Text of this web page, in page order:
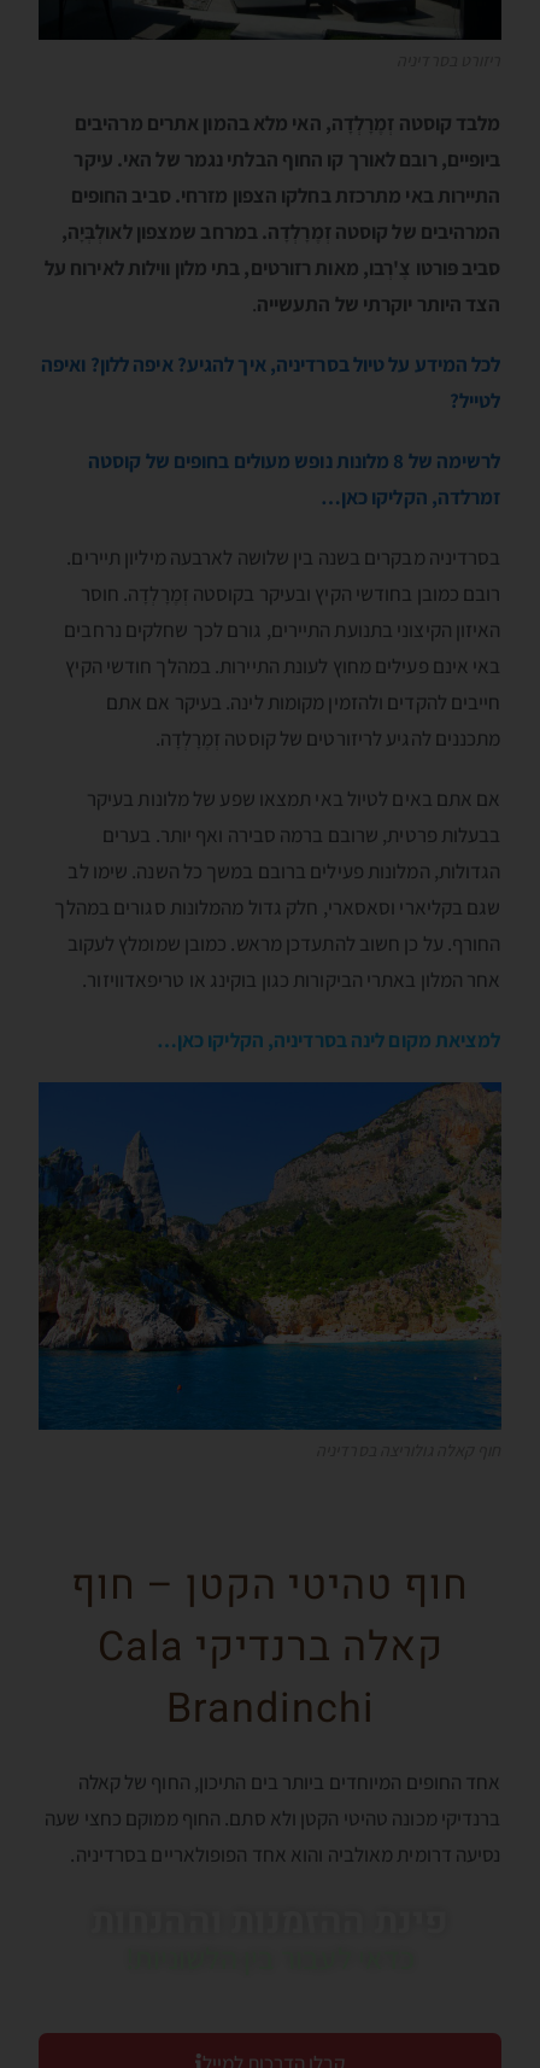
מלבד קוסטה זְמֶרָלְדָה, האי מלא בהמון אתרים מרהיבים
ביופיים, רובם לאורך קו החוף הבלתי נגמר של האי. עיקר
התיירות באי מתרכזת בחלקו הצפון מזרחי. סביב החופים
המרהיבים של קוסטה זְמֶרָלְדָה. במרחב שמצפון לאולְבְּיָה,
סביב פּורטו צֶ'רְבו, מאות רזורטים, בתי מלון ווילות לאירוח על
הצד היותר יוקרתי של התעשייה.
לכל המידע על טיול בסרדיניה, איך להגיע? איפה ללון? ואיפה
לטייל?
לרשימה של 8 מלונות נופש מעולים בחופים של קוסטה
זמרלדה, הקליקו כאן…
בסרדיניה מבקרים בשנה בין שלושה לארבעה מיליון תיירים.
רובם כמובן בחודשי הקיץ ובעיקר בקוסטה זְמֶרָלְדָה. חוסר
האיזון הקיצוני בתנועת התיירים, גורם לכך שחלקים נרחבים
באי אינם פעילים מחוץ לעונת התיירות. במהלך חודשי הקיץ
חייבים להקדים ולהזמין מקומות לינה. בעיקר אם אתם
מתכננים להגיע לריזורטים של קוסטה זְמֶרָלְדָה.
אם אתם באים לטיול באי תמצאו שפע של מלונות בעיקר
בבעלות פרטית, שרובם ברמה סבירה ואף יותר. בערים
הגדולות, המלונות פעילים ברובם במשך כל השנה. שימו לב
שגם בקליארי וסאסארי, חלק גדול מהמלונות סגורים במהלך
החורף. על כן חשוב להתעדכן מראש. כמובן שמומלץ לעקוב
אחר המלון באתרי הביקורות כגון בוקינג או טריפאדוויזור.
למציאת מקום לינה בסרדיניה, הקליקו כאן…
חוף טהיטי הקטן – חוף
קאלה ברנדיקי Cala
Brandinchi
אחד החופים המיוחדים ביותר בים התיכון, החוף של קאלה
ברנדיקי מכונה טהיטי הקטן ולא סתם. החוף ממוקם כחצי שעה
נסיעה דרומית מאולביה והוא אחד הפופולאריים בסרדיניה.